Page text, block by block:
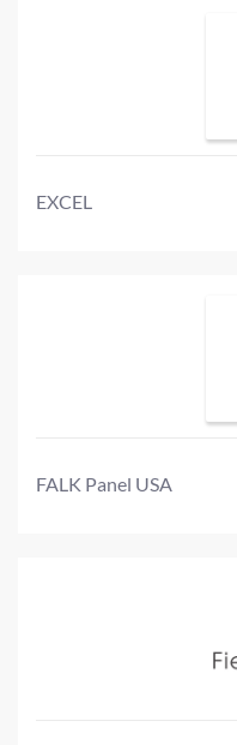
EXCEL
FALK Panel USA